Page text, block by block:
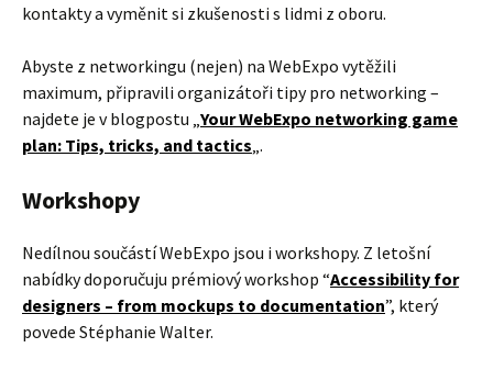
kontakty a vyměnit si zkušenosti s lidmi z oboru.
Abyste z networkingu (nejen) na WebExpo vytěžili
maximum, připravili organizátoři tipy pro networking –
najdete je v blogpostu „Your WebExpo networking game
plan: Tips, tricks, and tactics„.
Workshopy
Nedílnou součástí WebExpo jsou i workshopy. Z letošní
nabídky doporučuju prémiový workshop “Accessibility for
designers – from mockups to documentation”, který
povede Stéphanie Walter.